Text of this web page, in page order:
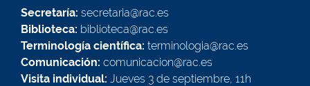
Secretaría: secretaria@rac.es
Biblioteca: biblioteca@rac.es
Terminología científica: terminologia@rac.es
Comunicación: comunicacion@rac.es
Visita individual: Jueves 3 de septiembre, 11h